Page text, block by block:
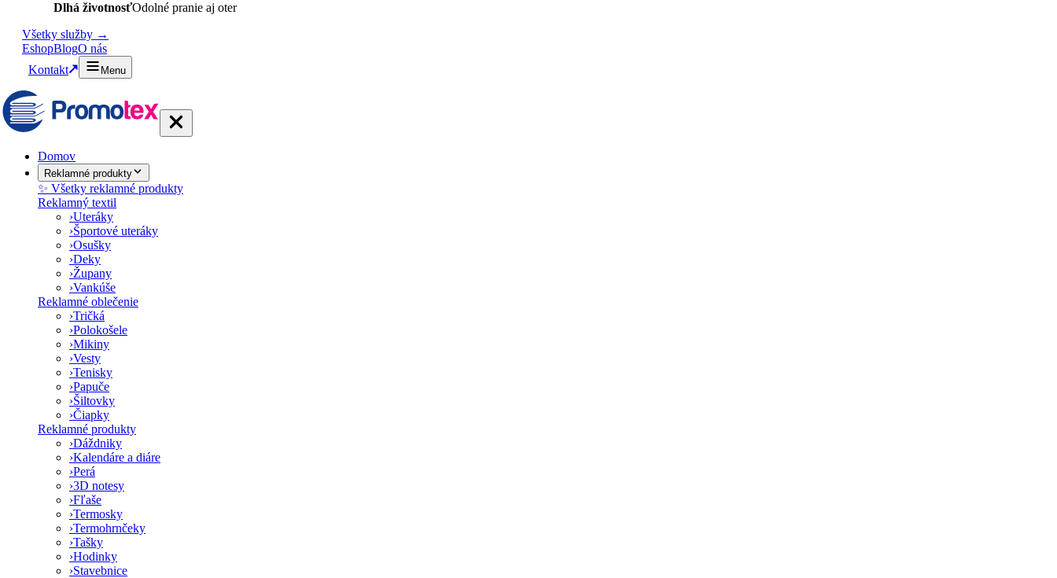
Dlhá životnosťOdolné pranie aj oter
Všetky služby →
EshopBlogO nás
Kontakt
Menu
Domov
Reklamné produkty
✨ Všetky reklamné produkty
Reklamný textil
›Uteráky
›Športové uteráky
›Osušky
›Deky
›Župany
›Vankúše
Reklamné oblečenie
›Tričká
›Polokošele
›Mikiny
›Vesty
›Tenisky
›Papuče
›Šiltovky
›Čiapky
Reklamné produkty
›Dáždniky
›Kalendáre a diáre
›Perá
›3D notesy
›Fľaše
›Termosky
›Termohrnčeky
›Tašky
›Hodinky
›Stavebnice